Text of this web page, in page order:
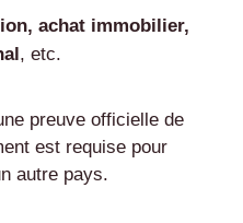
achat immobilier,
, etc.
preuve officielle de
est requise pour
autre pays.